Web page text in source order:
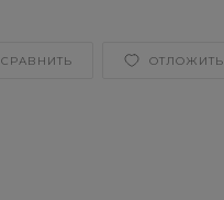
СРАВНИТЬ ОТЛОЖИТЬ